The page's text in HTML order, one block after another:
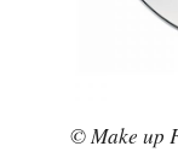
© Make up